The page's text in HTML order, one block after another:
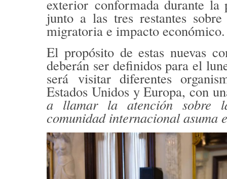
exterior conformada durante
junto a las tres restantes
migratoria e impacto económico.
El propósito de estas nuevas
deberán ser definidos para el
serávisitar diferentes
Estados Unidos y Europa, con
a llamar la atención sobre
comunidad internacional asuma